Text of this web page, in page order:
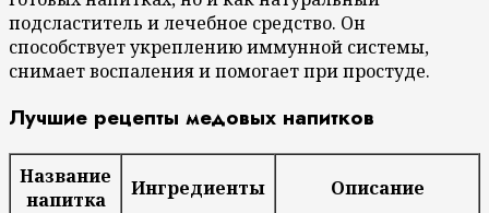
подсластитель и лечебное средство. Он
способствует укреплению иммунной системы,
снимает воспаления и помогает при простуде.
Лучшие рецепты медовых напитков
Название
напитка
Ингредиенты Описание